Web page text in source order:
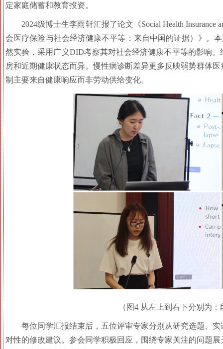
定家庭储蓄和教育投资。
2024级博士生李雨轩汇报了论文《Social Health Insurance
会医疗保险与社会经济健康不平等：来自中国的证据）》。
然实验，采用广义DID考察其对社会经济健康不平等的影响
房和近期健康状态而异。慢性病诊断差异更多反映弱势群体
制主要来自健康响应而非劳动供给变化。
（图4 从左上到右下分别为
每位同学汇报结束后，五位评审专家分别从研究选题、
对性的修改建议。参会同学积极回应，围绕专家关注的问题